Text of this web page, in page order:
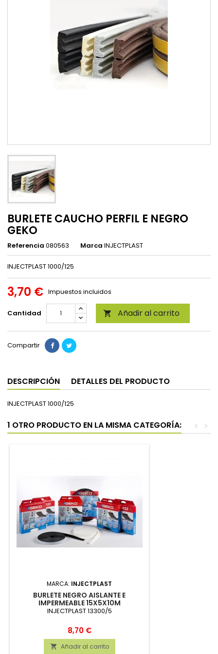
BURLETE CAUCHO PERFIL E NEGRO
GEKO
Referencia 080563 Marca INJECTPLAST
INJECTPLAST 1000/125
3,70 € Impuestos incluidos
Cantidad  Añadir al carrito
Compartir
DESCRIPCIÓN DETALLES DEL PRODUCTO
INJECTPLAST 1000/125
1 OTRO PRODUCTO EN LA MISMA CATEGORÍA: >
<
MARCA: INJECTPLAST
BURLETE NEGRO AISLANTE E
IMPERMEABLE 15X5X10M
INJECTPLAST 13300/5
Precio
8,70 €
 Añadir al carrito